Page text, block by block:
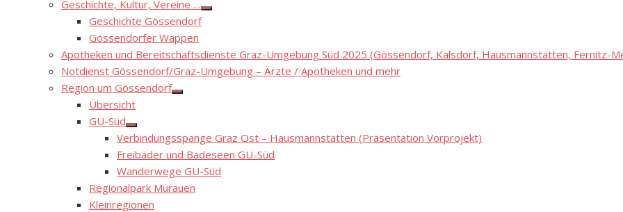
Geschichte, Kultur, Vereine …
Show
Geschichte Gössendorf
Gössendorfer Wappen
Apotheken und Bereitschaftsdienste Graz-Umgebung Süd 2025 (Gössendorf, Kalsdorf, Hausmannstätten, Fernitz-
Notdienst Gössendorf/Graz-Umgebung – Ärzte / Apotheken und mehr
Region um Gössendorf
Show
Übersicht
GU-Süd
Show
sub
menu
Verbindungsspange Graz Ost – Hausmannstätten (Präsentation Vorprojekt)
Freibäder und Badeseen GU-Süd
Wanderwege GU-Süd
Regionalpark Murauen
Kleinregionen